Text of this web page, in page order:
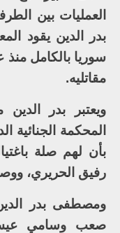
العمليات بين
بدر الدين يقود
مقاتليه.
ويعتبر بدر
بأن لهم صلة
رفيق الحريري،
ومصطفى بدر